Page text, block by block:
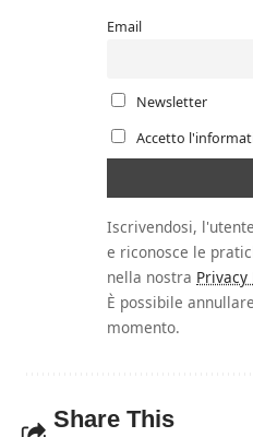
Email
Newsletter
Accetto
Iscrivendosi,
e riconosce le
nella nostra Privacy
È possibile
momento.
Share This